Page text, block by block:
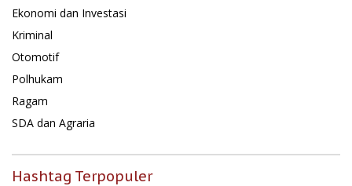
Ekonomi dan Investasi
Kriminal
Otomotif
Polhukam
Ragam
SDA dan Agraria
Hashtag Terpopuler